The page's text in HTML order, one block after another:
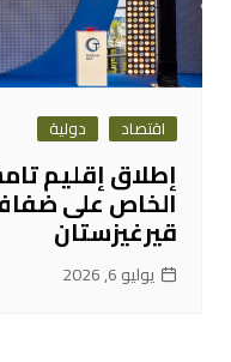
اقتصاد دولية
إطلاق إقليم
الخاص على
قيرغيزستان
يوليو 6, 2026